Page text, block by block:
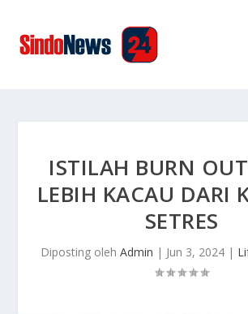
ISTILAH BURN
LEBIH KACAU DARI
SETRES
Diposting oleh Admin | Jun 3, 2024|